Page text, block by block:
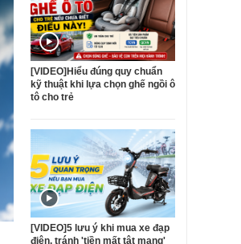
[VIDEO]Hiểu đúng quy chuẩn
kỹ thuật khi lựa chọn ghế ngồi ô
tô cho trẻ
[VIDEO]5 lưu ý khi mua xe đạp
điện, tránh 'tiền mất tật mang'